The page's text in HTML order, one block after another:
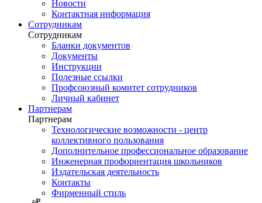
Новости
Контактная информация
Сотрудникам
Сотрудникам
Бланки документов
Документы
Инструкции
Полезные ссылки
Профсоюзный комитет сотрудников
Личный кабинет
Партнерам
Партнерам
Технологические возможности - центр
коллективного пользования
Дополнительное профессиональное образование
Инженерная профориентация школьников
Издательская деятельность
Контакты
Фирменный стиль